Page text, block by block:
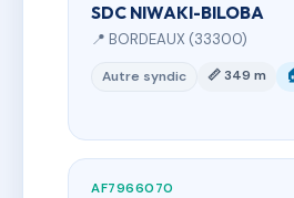
SDC NIWAKI-BILOBA
📍 BORDEAUX (33300)
Autre syndic 📏 349 m
AF7966070